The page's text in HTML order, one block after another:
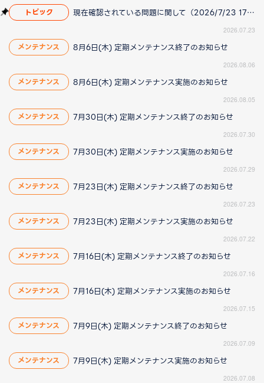
トピック 現在確認されている問題に関して（2026/7/23 17:00更新）
2026.07.23
メンテナンス 8月6日(木) 定期メンテナンス終了のお知らせ
2026.08.06
メンテナンス 8月6日(木) 定期メンテナンス実施のお知らせ
2026.08.05
メンテナンス 7月30日(木) 定期メンテナンス終了のお知らせ
2026.07.30
メンテナンス 7月30日(木) 定期メンテナンス実施のお知らせ
2026.07.29
メンテナンス 7月23日(木) 定期メンテナンス終了のお知らせ
2026.07.23
メンテナンス 7月23日(木) 定期メンテナンス実施のお知らせ
2026.07.22
メンテナンス 7月16日(木) 定期メンテナンス終了のお知らせ
2026.07.16
メンテナンス 7月16日(木) 定期メンテナンス実施のお知らせ
2026.07.15
メンテナンス 7月9日(木) 定期メンテナンス終了のお知らせ
2026.07.09
メンテナンス 7月9日(木) 定期メンテナンス実施のお知らせ
2026.07.08